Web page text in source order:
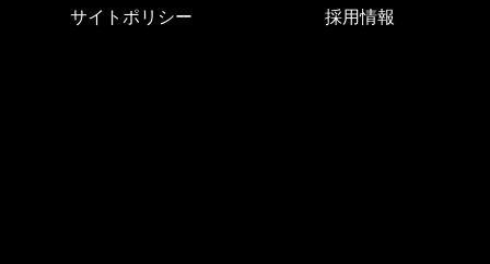
サイトポリシー
採用情報